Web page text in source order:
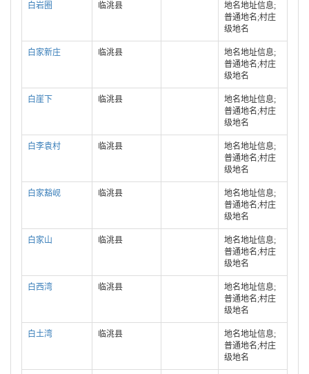
白岩圈 临洮县
地名地址信息;
普通地名;村庄
级地名
白家新庄 临洮县
地名地址信息;
普通地名;村庄
级地名
白崖下 临洮县
地名地址信息;
普通地名;村庄
级地名
白李袁村 临洮县
地名地址信息;
普通地名;村庄
级地名
白家豁岘 临洮县
地名地址信息;
普通地名;村庄
级地名
白家山 临洮县
地名地址信息;
普通地名;村庄
级地名
白西湾 临洮县
地名地址信息;
普通地名;村庄
级地名
白土湾 临洮县
地名地址信息;
普通地名;村庄
级地名